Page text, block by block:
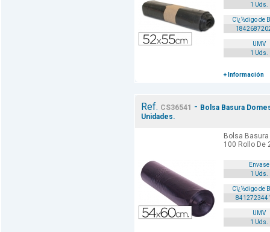
1 Uds.
Cï¿½digo de
UMV
1 Uds.
+ Información
Ref. CS36541 - Bolsa Basura
Unidades.
Bolsa
100 Rollo De
Envase
1 Uds.
Cï¿½digo de
UMV
1 Uds.